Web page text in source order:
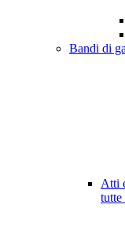
Bandi di
Atti
tutte